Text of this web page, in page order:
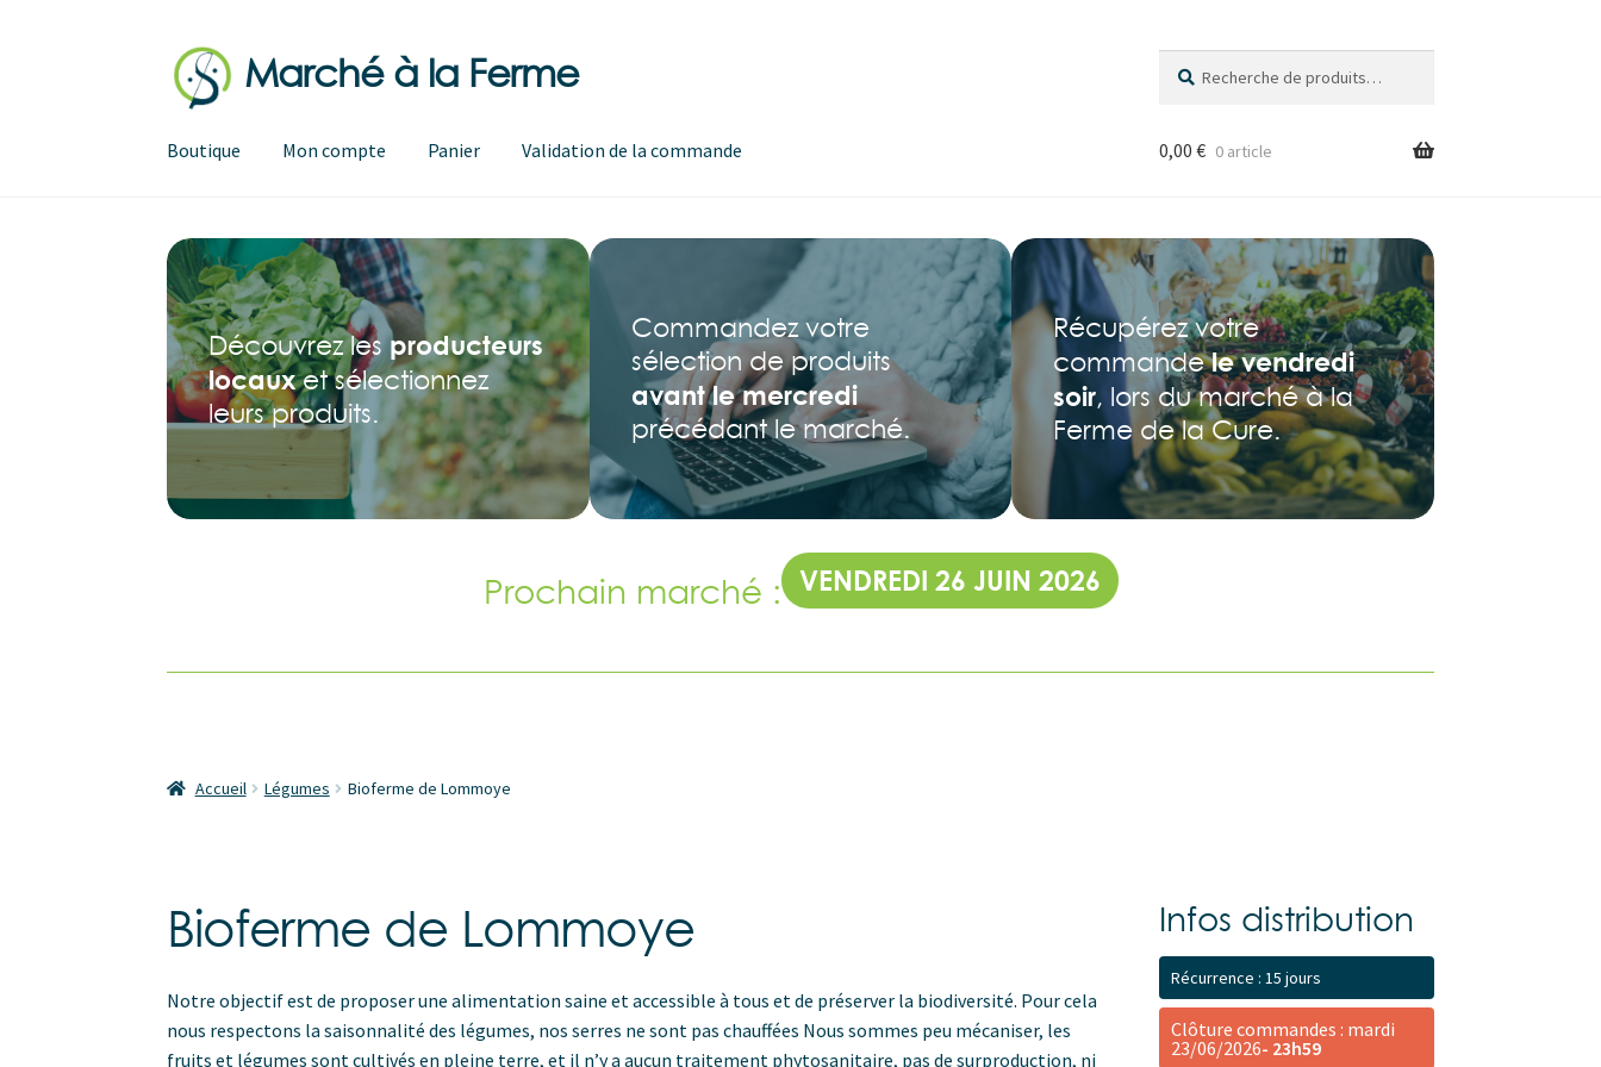
Aller
à
navigation
Aller
au
Marché à la Ferme
pour :
Boutique Mon compte Panier Validation de la commande 0,00 € 0 article
Découvrez lesproducteurs
locauxet sélectionnez
leurs produits.
Commandez votre
sélection de produits
avant le mercredi
précédant le marché.
Récupérez votre
commandele vendredi
soir, lors du marché à la
Ferme de la Cure.
Prochain marché : VENDREDI 26 JUIN 2026
Accueil Légumes Bioferme de Lommoye
Bioferme de Lommoye
Notre objectif est de proposer une alimentation saine et accessible à tous et de préserver la biodiversité. Pour cela
nous respectons la saisonnalité des légumes, nos serres ne sont pas chauffées Nous sommes peu mécaniser, les
fruits et légumes sont cultivés en pleine terre, et il n’y a aucun traitement phytosanitaire, pas de surproduction, ni
Infos distribution
Récurrence : 15 jours
Clôture commandes : mardi
23/06/2026- 23h59